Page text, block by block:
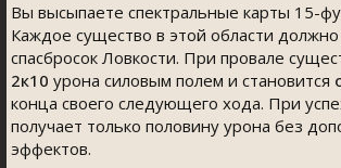
Вы высыпаете спектральные карты 15-
Каждое существо в этой области
спасбросок Ловкости. При провале
2к10 урона силовым полем и становится
конца своего следующего хода. При
получает только половину урона без
эффектов.